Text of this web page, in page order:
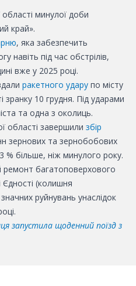
області минулої доби
край».
, яка забезпечить
навіть під час обстрілів,
вже у 2025 році.
ракетного удару по місту
зранку 10 грудня. Під ударами
та одна з околиць.
області завершили збір
зернових та зернобобових
більше, ніж минулого року.
ремонт багатоповерхового
(колишня
руйнувань унаслідок
запустила щоденний поїзд з